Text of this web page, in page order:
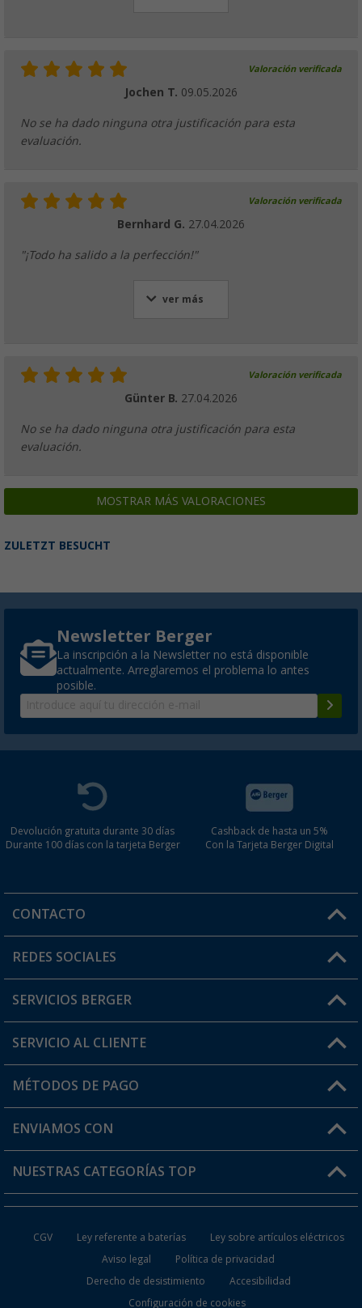
Valoración verificada
Jochen T. 09.05.2026
No se ha dado ninguna otra justificación para esta
evaluación.
Valoración verificada
Bernhard G. 27.04.2026
"¡Todo ha salido a la perfección!"
ver más
Valoración verificada
Günter B. 27.04.2026
No se ha dado ninguna otra justificación para esta
evaluación.
MOSTRAR MÁS VALORACIONES
ZULETZT BESUCHT
Newsletter Berger
La inscripción a la Newsletter no está disponible
actualmente. Arreglaremos el problema lo antes
posible.
Devolución gratuita durante 30 días
Durante 100 días con la tarjeta Berger
Cashback de hasta un 5%
Con la Tarjeta Berger Digital
CONTACTO
Horario de atención al cliente:
¿Tienes alguna duda?
REDES SOCIALES
SERVICIOS BERGER
Conviértete en distribuidor
Mi cuenta
Tarjeta Berger Digital
SERVICIO AL CLIENTE
FAQ y Contacto
Información de envío
¿Dónde está mi pedido?
MÉTODOS DE PAGO
ENVIAMOS CON
NUESTRAS CATEGORÍAS TOP
Muebles de Camping
CGV Ley referente a baterías
Ley sobre artículos eléctricos
Aviso legal
Política de privacidad
Derecho de desistimiento
Accesibilidad
Configuración de cookies